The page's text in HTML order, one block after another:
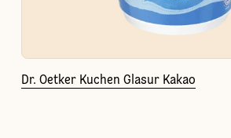
Dr. Oetker Kuchen Glasur Kakao